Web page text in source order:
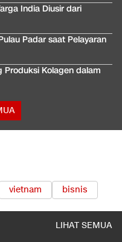
India Diusir dari
Padar saat Pelayaran
Produksi Kolagen dalam
vietnam bisnis
LIHAT SEMUA